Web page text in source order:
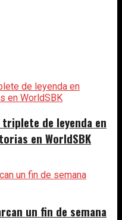
de leyenda en
en WorldSBK
un fin de semana